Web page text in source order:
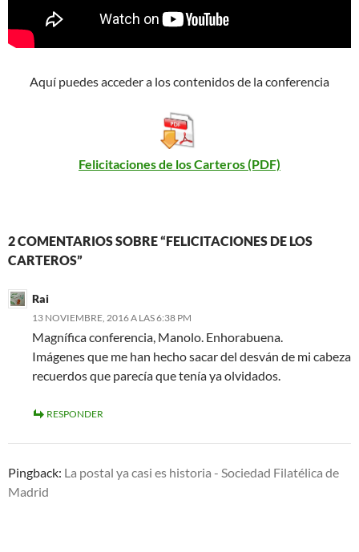
Aquí puedes acceder a los contenidos de la conferencia
Felicitaciones de los Carteros (PDF)
2 COMENTARIOS SOBRE “FELICITACIONES DE LOS
CARTEROS”
Rai
13 NOVIEMBRE, 2016 A LAS 6:38 PM
Magnífica conferencia, Manolo. Enhorabuena.
Imágenes que me han hecho sacar del desván de mi cabeza
recuerdos que parecía que tenía ya olvidados.
RESPONDER
Pingback: La postal ya casi es historia - Sociedad Filatélica de
Madrid